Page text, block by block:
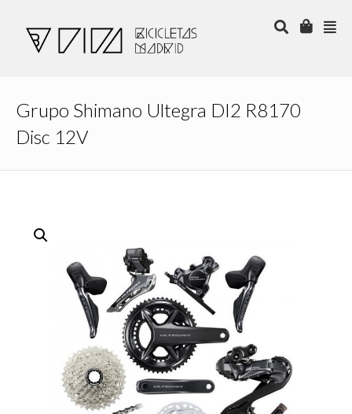
Grupo Shimano Ultegra DI2 R8170
Disc 12V